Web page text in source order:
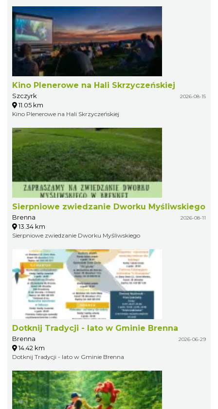
Kino Plenerowe na Hali Skrzyczeńskiej
Szczyrk 2026-08-15
11.05 km
Kino Plenerowe na Hali Skrzyczeńskiej
Sierpniowe zwiedzanie Dworku Myśliwskiego
Brenna 2026-08-11
13.34 km
Sierpniowe zwiedzanie Dworku Myśliwskiego
Dotknij Tradycji - lato w Gminie Brenna
Brenna 2026-06-29
14.42 km
Dotknij Tradycji - lato w Gminie Brenna